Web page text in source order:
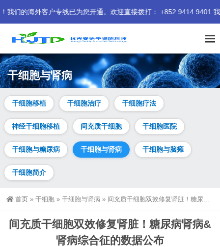
外客户专线已为您开通。欢迎直接拨打： +852 9414 9401 我们期待
干细胞与肾病
干细胞移植 干细胞治疗 干细胞疗法
神经干细胞移植 间充质干细胞 干细胞医院
干细胞与糖尿病 干细胞与肾病 干细胞与脑瘫
干细胞简介
首页 » 干细胞 » 干细胞与肾病 » 间充质干细胞双效修复肾脏！糖尿病肾病&肾病综合征的数据公布
间充质干细胞双效修复肾脏！糖尿病肾病&
肾病综合征的数据公布